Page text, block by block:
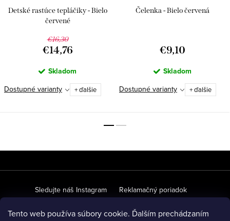
Tento web používa súbory cookie. Ďalším prechádzaním
Detské rastúce tepláčiky - Bielo
červené
€16,30
€14,76
Skladom
Dostupné varianty
+ ďalšie
Čelenka - Bielo červená
€9,10
Skladom
Dostupné varianty
+ ďalšie
á
Sledujte náš Instagram Reklamačný poriadok
Ochrana osobných údajov Obchodné podmienky